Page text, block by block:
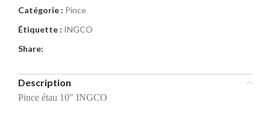
Catégorie : Pince
Étiquette : INGCO
Share:
Description
Pince étau 10″ INGCO